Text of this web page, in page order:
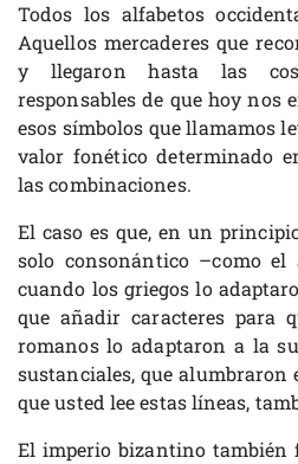
Todos los alfabetos
Aquellos mercaderes que
y llegaron hasta las
responsables de que hoy nos
esos símbolos que llamamos
valor fonético determinado
las combinaciones.
El caso es que, en un
solo consonántico –como
cuando los griegos lo
que añadir caracteres para
romanos lo adaptaron a la
sustanciales, que alumbraron
que usted lee estas líneas,
El imperio bizantino también